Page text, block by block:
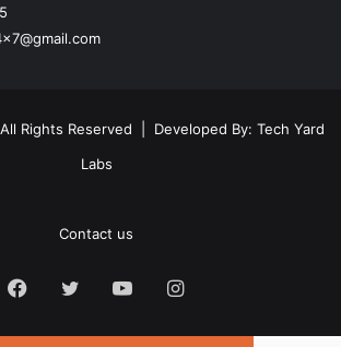
Rights Reserved | Developed By: Tech Yard
Labs
Contact us
Facebook
Twitter YouTubeInstagram